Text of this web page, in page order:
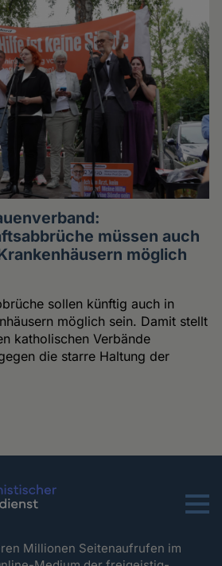
müssen auch
möglich
sollen künftig auch in
möglich sein. Damit stellt
katholischen Verbände
die starre Haltung der
Menu
Millionen Seitenaufrufen im